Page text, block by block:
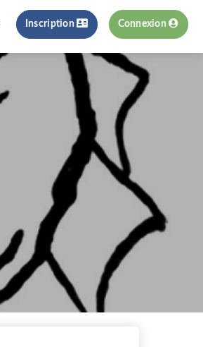
Inscription Connexion